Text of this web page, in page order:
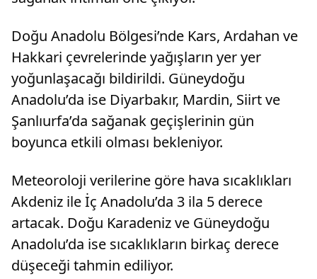
Doğu Anadolu Bölgesi’nde Kars, Ardahan ve
Hakkari çevrelerinde yağışların yer yer
yoğunlaşacağı bildirildi. Güneydoğu
Anadolu’da ise Diyarbakır, Mardin, Siirt ve
Şanlıurfa’da sağanak geçişlerinin gün
boyunca etkili olması bekleniyor.
Meteoroloji verilerine göre hava sıcaklıkları
Akdeniz ile İç Anadolu’da 3 ila 5 derece
artacak. Doğu Karadeniz ve Güneydoğu
Anadolu’da ise sıcaklıkların birkaç derece
düşeceği tahmin ediliyor.